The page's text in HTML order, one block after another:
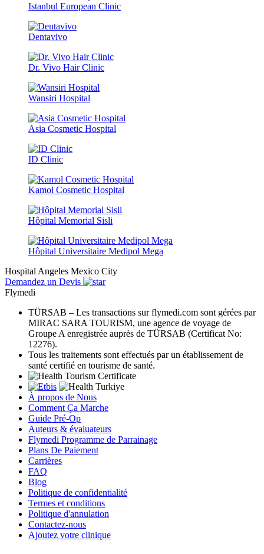
Istanbul European Clinic
Dentavivo
Dr. Vivo Hair Clinic
Wansiri Hospital
Asia Cosmetic Hospital
ID Clinic
Kamol Cosmetic Hospital
Hôpital Memorial Sisli
Hôpital Universitaire Medipol Mega
Hospital Angeles Mexico City
Demandez un Devis
Flymedi
TÜRSAB – Les transactions sur flymedi.com sont gérées par
MIRAC SARA TOURISM, une agence de voyage de
Groupe A enregistrée auprès de TÜRSAB (Certificat No:
12276).
Tous les traitements sont effectués par un établissement de
santé certifié en tourisme de santé.
À propos de Nous
Comment Ça Marche
Guide Pré-Op
Auteurs & évaluateurs
Flymedi Programme de Parrainage
Plans De Paiement
Carrières
FAQ
Blog
Politique de confidentialité
Termes et conditions
Politique d'annulation
Contactez-nous
Ajoutez votre clinique